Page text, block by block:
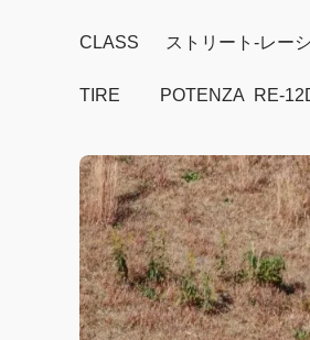
CLASS ストリート-レーシ
TIRE POTENZA RE-